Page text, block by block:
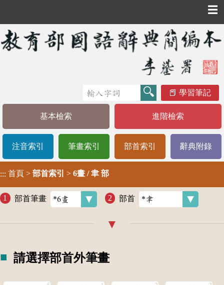
☰
學習筆記
基本檢索 進階檢索
注音索引 筆畫索引 部首索引 辭典附錄
::: 首頁 > 部首索引 > 6畫 / 聿 部
部首筆畫 部首
請選擇部首外筆畫